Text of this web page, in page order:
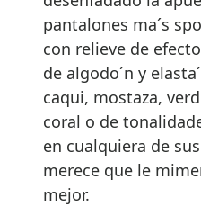
pantalones ma´s
con relieve de
de algodo´n y
caqui, mostaza,
coral o de
en cualquiera de
merece que le
mejor.